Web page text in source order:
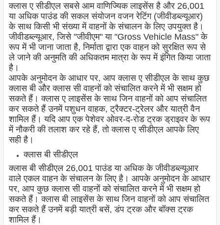
क्लास ए सीडीएल सबसे आम वाणिज्यिक लाइसेंस है और 26,001
या अधिक पाउंड की सकल संयोजन वजन रेटिंग (जीवीडब्ल्यूआर)
के साथ किसी भी संख्या में वाहनों के संचालन के लिए उपयुक्त है।
जीवीडब्ल्यूआर, जिसे "जीवीएम" या "Gross Vehicle Mass" के
रूप में भी जाना जाता है, निर्माता द्वारा एक वाहन को सुरक्षित रूप से
ले जाने की अनुमति की अधिकतम मात्रा के रूप में इंगित किया जाता
है।
आपके अनुमोदन के आधार पर, आप क्लास ए सीडीएल के साथ कुछ
क्लास बी और क्लास सी वाहनों को संचालित करने में भी सक्षम हो
सकते हैं। क्लास ए लाइसेंस के साथ जिन वाहनों को आप संचालित
कर सकते हैं उनमें पशुधन वाहक, ट्रैक्टर-ट्रेलर और यात्री वैन
शामिल हैं। यदि आप एक पेशेवर ओवर-द-रोड ट्रक ड्राइवर के रूप
में नौकरी की तलाश कर रहे हैं, तो क्लास ए सीडीएल आपके लिए
सही है।
क्लास बी सीडीएल
क्लास बी सीडीएल 26,001 पाउंड या अधिक के जीवीडब्ल्यूआर
वाले एकल वाहन के संचालन के लिए है। आपके अनुमोदन के आधार
पर, आप कुछ क्लास सी वाहनों को संचालित करने में भी सक्षम हो
सकते हैं। क्लास बी लाइसेंस के साथ जिन वाहनों को आप संचालित
कर सकते हैं उनमें बड़ी यात्री बसें, डंप ट्रक और बॉक्स ट्रक
शामिल हैं।